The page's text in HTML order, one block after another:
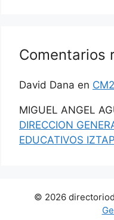
Comentarios
David Dana en
MIGUEL ANGEL
DIRECCION
EDUCATIVOS
© 2026